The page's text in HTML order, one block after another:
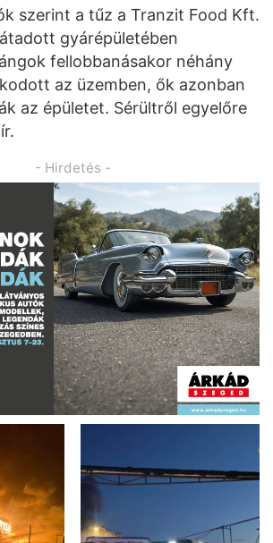
szerint a tűz a Tranzit Food Kft.
gyárépületében
fellobbanásakor néhány
az üzemben, ők azonban
az épületet. Sérültről egyelőre
- Hirdetés -